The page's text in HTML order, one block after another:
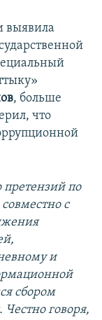
выявила
, больше
что
претензий по
с
и
сбором
говоря,